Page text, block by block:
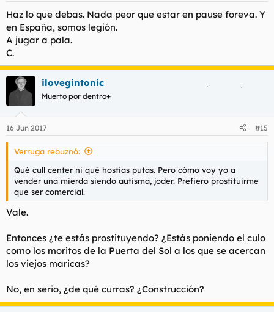
Haz lo que debas. Nada peor que estar en pause foreva. Y
en España, somos legión.
A jugar a pala.
C.
ilovegintonic
Muerto por dentro+
16 Jun 2017 #15
Verruga rebuznó:
Qué cull center ni qué hostias putas. Pero cómo voy yo a
vender una mierda siendo autisma, joder. Prefiero prostituirme
que ser comercial.
Vale.
Entonces ¿te estás prostituyendo? ¿Estás poniendo el culo
como los moritos de la Puerta del Sol a los que se acercan
los viejos maricas?
No, en serio, ¿de qué curras? ¿Construcción?